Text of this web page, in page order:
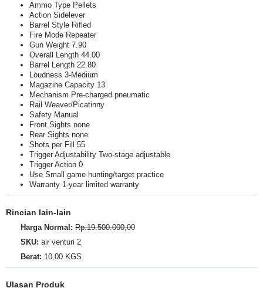
Ammo Type Pellets
Action Sidelever
Barrel Style Rifled
Fire Mode Repeater
Gun Weight 7.90
Overall Length 44.00
Barrel Length 22.80
Loudness 3-Medium
Magazine Capacity 13
Mechanism Pre-charged pneumatic
Rail Weaver/Picatinny
Safety Manual
Front Sights none
Rear Sights none
Shots per Fill
55
Trigger Adjustability Two-stage adjustable
Trigger Action 0
Use Small game hunting/target practice
Warranty 1-year limited warranty
Rincian lain-lain
Harga Normal: Rp.19.500.000,00
SKU: air venturi 2
Berat: 10,00 KGS
Ulasan Produk